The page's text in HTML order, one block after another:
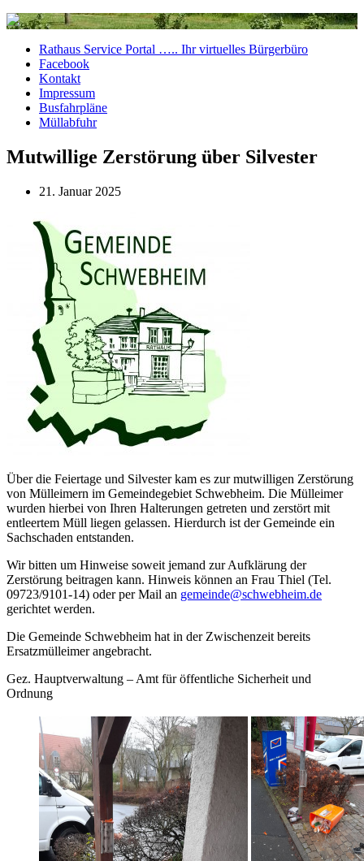
Rathaus Service Portal ….. Ihr virtuelles Bürgerbüro
Facebook
Kontakt
Impressum
Busfahrpläne
Müllabfuhr
Mutwillige Zerstörung über Silvester
21. Januar 2025
Über die Feiertage und Silvester kam es zur mutwilligen Zerstörung
von Mülleimern im Gemeindegebiet Schwebheim. Die Mülleimer
wurden hierbei von Ihren Halterungen getreten und zerstört mit
entleertem Müll liegen gelassen. Hierdurch ist der Gemeinde ein
Sachschaden entstanden.
Wir bitten um Hinweise soweit jemand zur Aufklärung der
Zerstörung beitragen kann. Hinweis können an Frau Thiel (Tel.
09723/9101-14) oder per Mail an gemeinde@schwebheim.de
gerichtet werden.
Die Gemeinde Schwebheim hat in der Zwischenzeit bereits
Ersatzmülleimer angebracht.
Gez. Hauptverwaltung – Amt für öffentliche Sicherheit und
Ordnung